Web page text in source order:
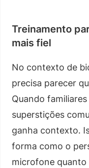
Treinamento
mais fiel
No contexto de
precisa parecer
Quando
superstições
ganha contexto.
forma como o
microfone quanto